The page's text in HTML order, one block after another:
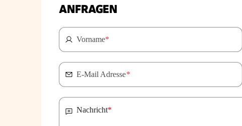
ANFRAGEN
Vorname*
E-Mail Adresse*
Nachricht*